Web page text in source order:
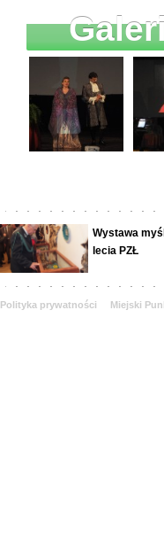
Wystawa
lecia PZŁ
Polityka prywatności Miejski